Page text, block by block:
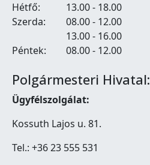
Hétfő:
13.00 - 18.00
Szerda:
08.00 - 12.00
13.00 - 16.00
Péntek:
08.00 - 12.00
Polgármesteri Hivatal:
Ügyfélszolgálat:
Kossuth Lajos u. 81.
Tel.: +36 23 555 531